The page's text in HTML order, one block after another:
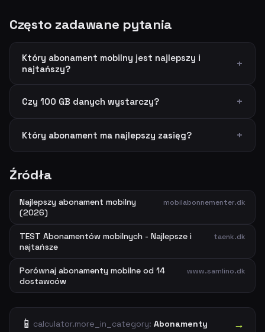
Często zadawane pytania
Który abonament mobilny jest najlepszy i
najtańszy?
Czy 100 GB danych wystarczy?
Który abonament ma najlepszy zasięg?
Źródła
Najlepszy abonament mobilny
(2026)
mobilabonnementer.dk
TEST Abonamentów mobilnych - Najlepsze i
najtańsze
taenk.dk
Porównaj abonamenty mobilne od 14
dostawców
www.samlino.dk
📱 calculator.more_in_category: Abonamenty →